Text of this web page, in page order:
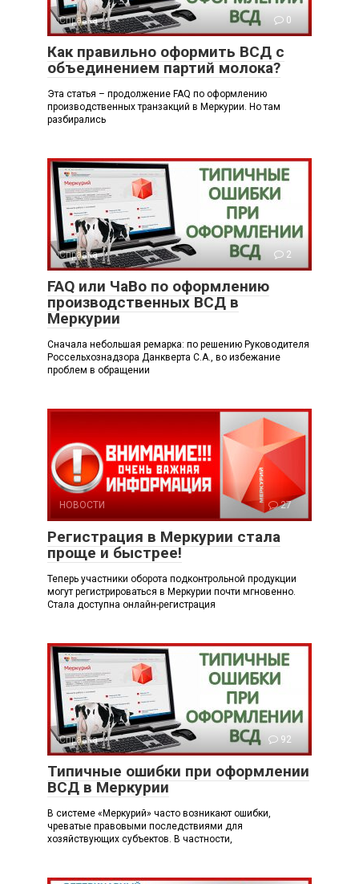
Справка 0
Как правильно оформить ВСД с
объединением партий молока?
Эта статья – продолжение FAQ по оформлению
производственных транзакций в Меркурии. Но там
разбирались
Справка 2
FAQ или ЧаВо по оформлению
производственных ВСД в
Меркурии
Сначала небольшая ремарка: по решению Руководителя
Россельхознадзора Данкверта С.А., во избежание
проблем в обращении
НОВОСТИ 27
Регистрация в Меркурии стала
проще и быстрее!
Теперь участники оборота подконтрольной продукции
могут регистрироваться в Меркурии почти мгновенно.
Стала доступна онлайн-регистрация
Справка 92
Типичные ошибки при оформлении
ВСД в Меркурии
В системе «Меркурий» часто возникают ошибки,
чреватые правовыми последствиями для
хозяйствующих субъектов. В частности,